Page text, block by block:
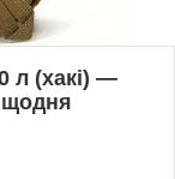
л (хакі) —
щодня